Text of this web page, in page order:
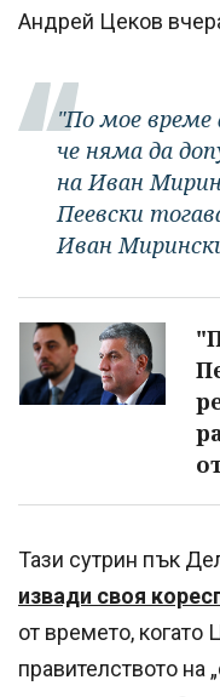
Андрей Цеков
"По мое време
че няма да
на Иван
Пеевски
Иван
Тази сутрин пък
извади своя
от времето,
правителството на